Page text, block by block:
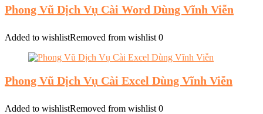
Phong Vũ Dịch Vụ Cài Word Dùng Vĩnh Viễn
Added to wishlistRemoved from wishlist 0
Phong Vũ Dịch Vụ Cài Excel Dùng Vĩnh Viễn
Added to wishlistRemoved from wishlist 0